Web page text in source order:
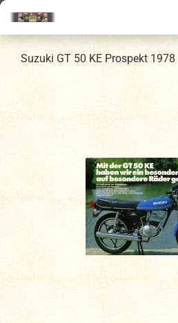
Suzuki GT 50 KE Prospekt 1978